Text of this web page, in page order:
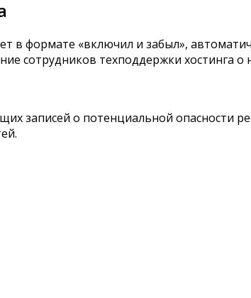
в формате «включил и забыл»,
сотрудников техподдержки хостинга о
записей о потенциальной опасности